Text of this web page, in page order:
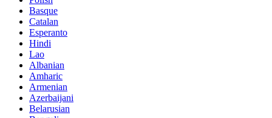
Basque
Catalan
Esperanto
Hindi
Lao
Albanian
Amharic
Armenian
Azerbaijani
Belarusian